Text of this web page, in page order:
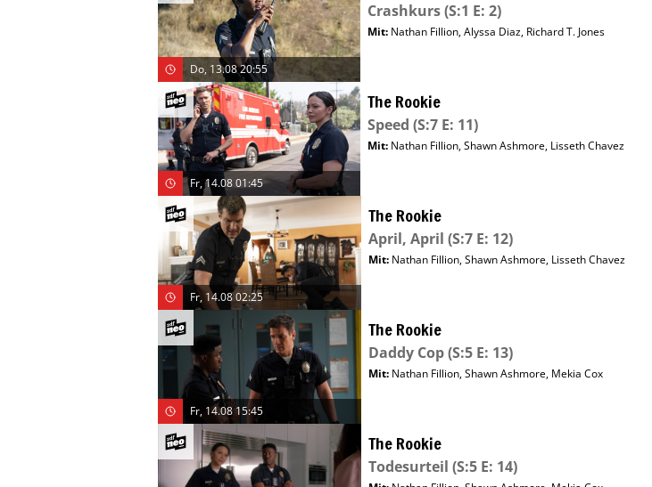
Do, 13.08 20:55
Crashkurs(S:1 E: 2)
Mit: Nathan Fillion,Alyssa Diaz, Richard T. Jones
Fr, 14.08 01:45
The Rookie
Speed (S:7 E: 11)
Mit: Nathan Fillion,Shawn Ashmore, Lisseth Chavez
Fr, 14.08 02:25
The Rookie
April, April (S:7 E: 12)
Mit: Nathan Fillion,Shawn Ashmore, Lisseth Chavez
Fr, 14.08 15:45
The Rookie
Daddy Cop(S:5 E: 13)
Mit: Nathan Fillion,Shawn Ashmore, Mekia Cox
The Rookie
Todesurteil (S:5 E: 14)